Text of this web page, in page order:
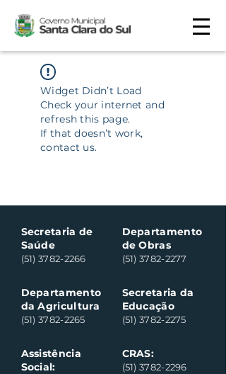
Widget Didn’t Load
Check your internet and
refresh this page.
If that doesn’t work,
contact us.
Secretaria de
Saúde
(51) 3782-2266
Departamento
da Agricultura
(51) 3782-2265
Assistência
Social:
Departamento
de Obras
(51) 3782-2277
Secretaria da
Educação
(51) 3782-2275
CRAS:
(51) 3782-2296